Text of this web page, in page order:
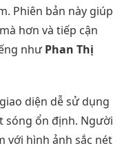
Phiên bản này giúp
hơn và tiếp cận
nhưPhan Thị
diện dễ sử dụng
sóng ổn định. Người
với hình ảnh sắc nét